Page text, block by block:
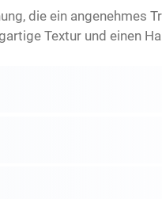
die ein angenehmes
Textur und einen